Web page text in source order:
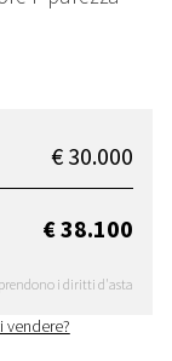
€ 30.000
€ 38.100
i diritti d'asta
vendere?